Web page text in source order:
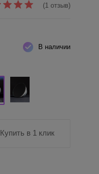
(1 отзыв)
В наличии
Купить в 1 клик